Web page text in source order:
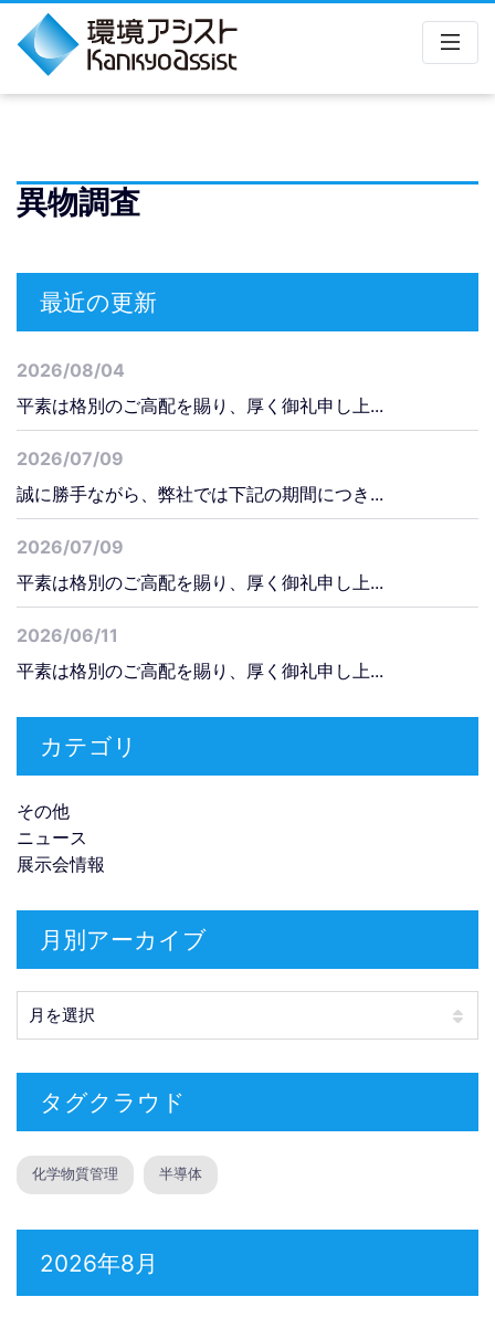
異物調査
最近の更新
2026/08/04
平素は格別のご高配を賜り、厚く御礼申し上...
2026/07/09
誠に勝手ながら、弊社では下記の期間につき...
2026/07/09
平素は格別のご高配を賜り、厚く御礼申し上...
2026/06/11
平素は格別のご高配を賜り、厚く御礼申し上...
カテゴリ
その他
ニュース
展示会情報
月別アーカイブ
月別アーカイブ
タグクラウド
化学物質管理 半導体
2026年8月